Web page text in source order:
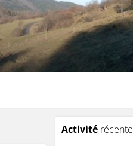
Activitérécente